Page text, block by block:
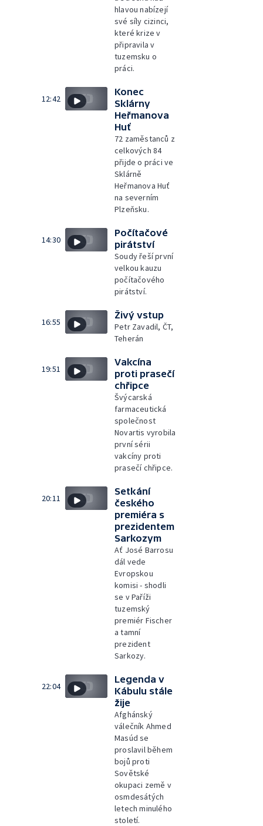
hlavou nabízejí
své síly cizinci,
které krize v
připravila v
tuzemsku o
práci.
12:42
Konec
Sklárny
Heřmanova
Huť
72 zaměstanců z
celkových 84
přijde o práci ve
Sklárně
Heřmanova Huť
na severním
Plzeňsku.
14:30
Počítačové
pirátství
Soudy řeší první
velkou kauzu
počítačového
pirátství.
16:55
Živý vstup
Petr Zavadil, ČT,
Teherán
19:51
Vakcína
proti prasečí
chřipce
Švýcarská
farmaceutická
společnost
Novartis vyrobila
první sérii
vakcíny proti
prasečí chřipce.
20:11
Setkání
českého
premiéra s
prezidentem
Sarkozym
Ať José Barrosu
dál vede
Evropskou
komisi - shodli
se v Paříži
tuzemský
premiér Fischer
a tamní
prezident
Sarkozy.
22:04
Legenda v
Kábulu stále
žije
Afghánský
válečník Ahmed
Masúd se
proslavil během
bojů proti
Sovětské
okupaci země v
osmdesátých
letech minulého
století.